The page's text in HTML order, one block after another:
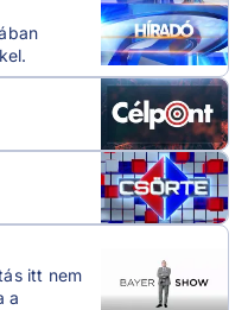
itt nem
a